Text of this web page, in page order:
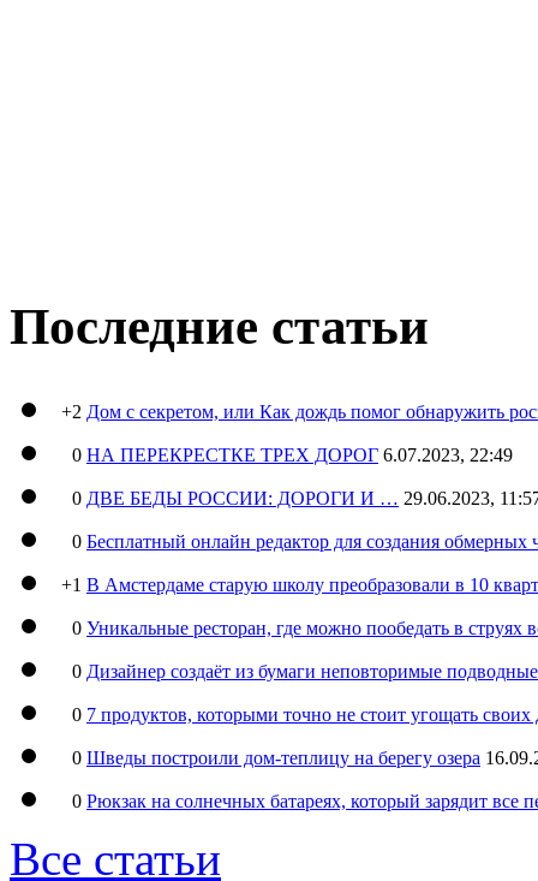
Последние статьи
+2 Дом с секретом, или Как дождь помог обнаружить
0 НА ПЕРЕКРЕСТКЕ ТРЕХ ДОРОГ 6.07.2023, 22:49
0 ДВЕ БЕДЫ РОССИИ: ДОРОГИ И … 29.06.2023,
0 Бесплатный онлайн редактор для создания обмерных
+1 В Амстердаме старую школу преобразовали в 10
0 Уникальные ресторан, где можно пообедать в струях
0 Дизайнер создаёт из бумаги неповторимые
0 7 продуктов, которыми точно не стоит угощать
0 Шведы построили дом-теплицу на берегу озера
0 Рюкзак на солнечных батареях, который зарядит все
Все статьи